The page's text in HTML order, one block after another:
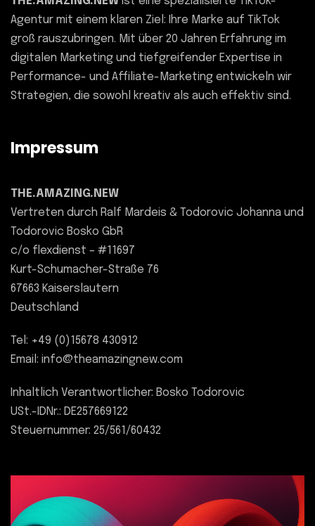
Agentur mit einem klaren Ziel: Ihre Marke auf TikTok
groß rauszubringen. Mit über 20 Jahren Erfahrung im
digitalen Marketing und tiefgreifender Expertise in
Performance- und Affiliate-Marketing entwickeln wir
Strategien, die sowohl kreativ als auch effektiv sind.
Impressum
THE.AMAZING.NEW
Vertreten durch Ralf Mardeis & Todorovic Johanna und
Todorovic Bosko GbR
c/o flexdienst – #11697
Kurt-Schumacher-Straße 76
67663 Kaiserslautern
Deutschland
Tel: +49 (0)15678 430912
Email: info@theamazingnew.com
Inhaltlich Verantwortlicher: Bosko Todorovic
USt.-IDNr.: DE257669122
Steuernummer: 25/561/60432